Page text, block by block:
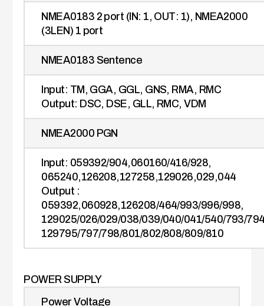
NMEA0183 2 port (IN: 1, OUT: 1), NMEA2000
(3LEN) 1 port
NMEA0183 Sentence
Input: TM, GGA, GGL, GNS, RMA, RMC
Output: DSC, DSE, GLL, RMC, VDM
NMEA2000 PGN
Input: 059392/904,060160/416/928,
065240,126208,127258,129026,029,044
Output :
059392,060928,126208/464/993/996/998,
129025/026/029/038/039/040/041/540/793/
129795/797/798/801/802/808/809/810
POWER SUPPLY
Power Voltage